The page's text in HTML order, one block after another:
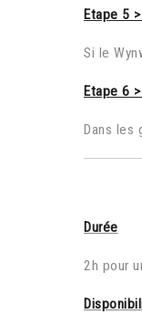
Etape 5
Si le
Etape 6
Dans les
Durée
2h pour